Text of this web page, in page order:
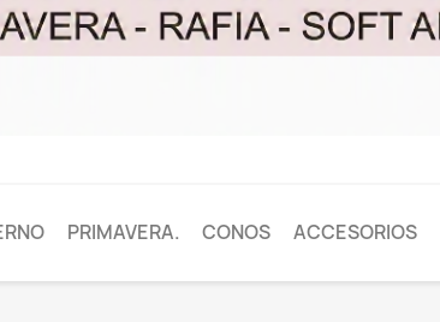
PRIMAVERA. CONOS ACCESORIOS